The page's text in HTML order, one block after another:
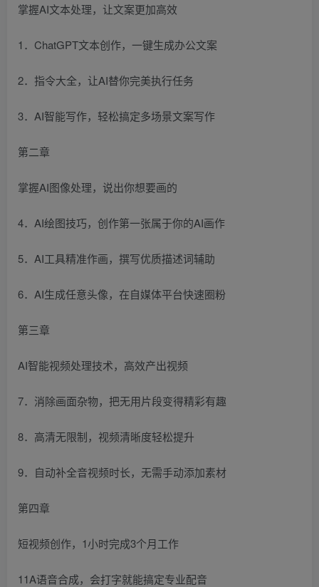
掌握AI文本处理，让文案更加高效
1．ChatGPT文本创作，一键生成办公文案
2．指令大全，让AI替你完美执行任务
3．AI智能写作，轻松搞定多场景文案写作
第二章
掌握AI图像处理，说出你想要画的
4．AI绘图技巧，创作第一张属于你的AI画作
5．AI工具精准作画，撰写优质描述词辅助
6．AI生成任意头像，在自媒体平台快速圈粉
第三章
AI智能视频处理技术，高效产出视频
7．消除画面杂物，把无用片段变得精彩有趣
8．高清无限制，视频清晰度轻松提升
9．自动补全音视频时长，无需手动添加素材
第四章
短视频创作，1小时完成3个月工作
11A语音合成，会打字就能搞定专业配音